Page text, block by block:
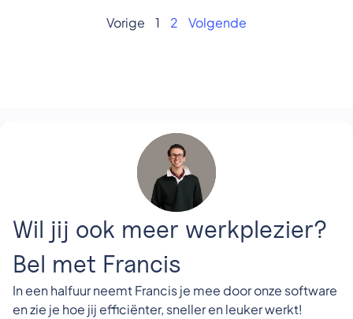
Vorige 1 2 Volgende
Wil jij ook meer werkplezier?
Bel met Francis
In een halfuur neemt Francis je mee door onze software
en zie je hoe jij efficiënter, sneller en leuker werkt!